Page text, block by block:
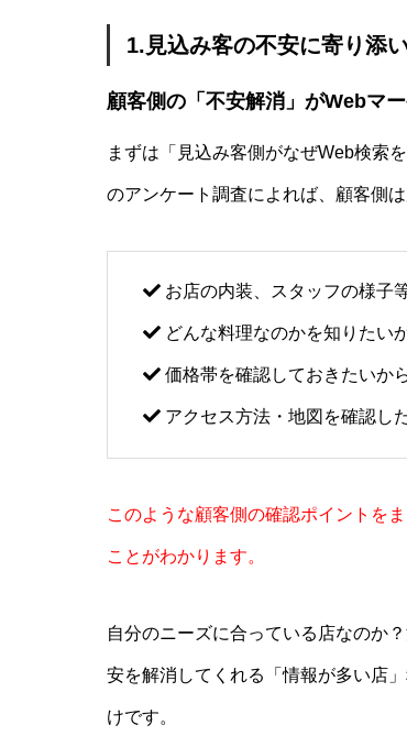
1.見込み客の不安に寄り添
顧客側の「不安解消」がWebマ
まずは「見込み客側がなぜWeb検索
のアンケート調査によれば、顧客側
お店の内装、スタッフの様子
どんな料理なのかを知りたい
価格帯を確認しておきたいか
アクセス方法・地図を確認し
このような顧客側の確認ポイントを
ことがわかります。
自分のニーズに合っている店なのか
安を解消してくれる「情報が多い店
けです。